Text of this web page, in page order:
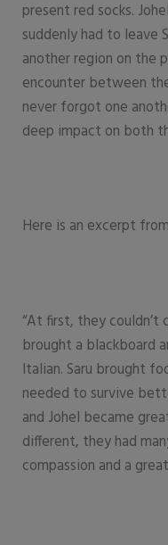
present red socks.
suddenly had to
another region on the
encounter between
never forgot one
deep impact on both
Here is an excerpt
“At first, they
brought a blackboard
Italian. Saru brought
needed to survive
and Johel became
different, they had
compassion and a